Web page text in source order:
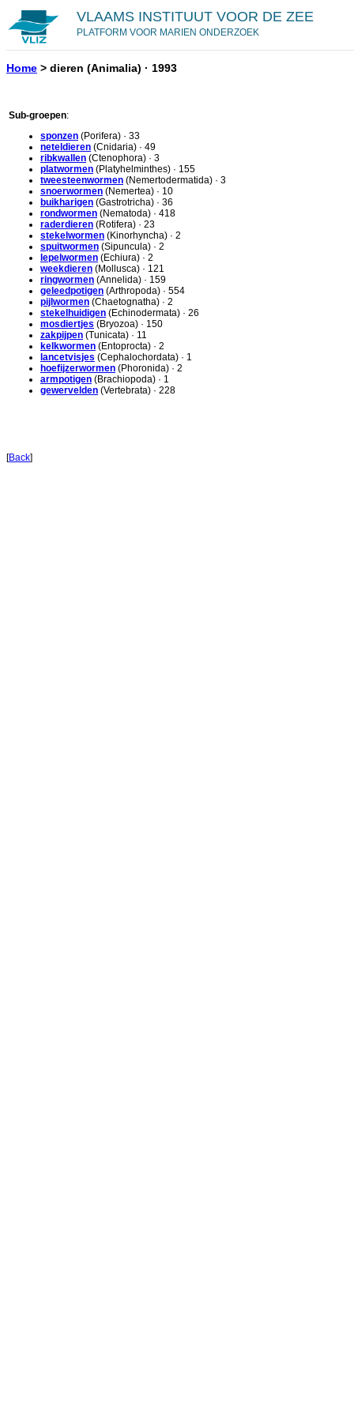
VLAAMS INSTITUUT VOOR DE ZEE
PLATFORM VOOR MARIEN ONDERZOEK
Home > dieren (Animalia) · 1993
Sub-groepen:
sponzen (Porifera) · 33
neteldieren (Cnidaria) · 49
ribkwallen (Ctenophora) · 3
platwormen (Platyhelminthes) · 155
tweesteenwormen (Nemertodermatida) · 3
snoerwormen (Nemertea) · 10
buikharigen (Gastrotricha) · 36
rondwormen (Nematoda) · 418
raderdieren (Rotifera) · 23
stekelwormen (Kinorhyncha) · 2
spuitwormen (Sipuncula) · 2
lepelwormen (Echiura) · 2
weekdieren (Mollusca) · 121
ringwormen (Annelida) · 159
geleedpotigen (Arthropoda) · 554
pijlwormen (Chaetognatha) · 2
stekelhuidigen (Echinodermata) · 26
mosdiertjes (Bryozoa) · 150
zakpijpen (Tunicata) · 11
kelkwormen (Entoprocta) · 2
lancetvisjes (Cephalochordata) · 1
hoefijzerwormen (Phoronida) · 2
armpotigen (Brachiopoda) · 1
gewervelden (Vertebrata) · 228
[Back]